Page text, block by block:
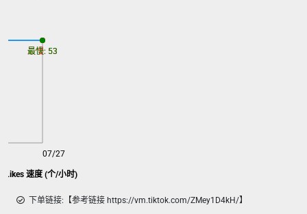
Tiktok 普通赞/Likes 速度 (个/小时)
07/27
最慢: 53
最快: 53
下单链接:【参考链接 https://vm.tiktok.com/ZMey1D4kH/】